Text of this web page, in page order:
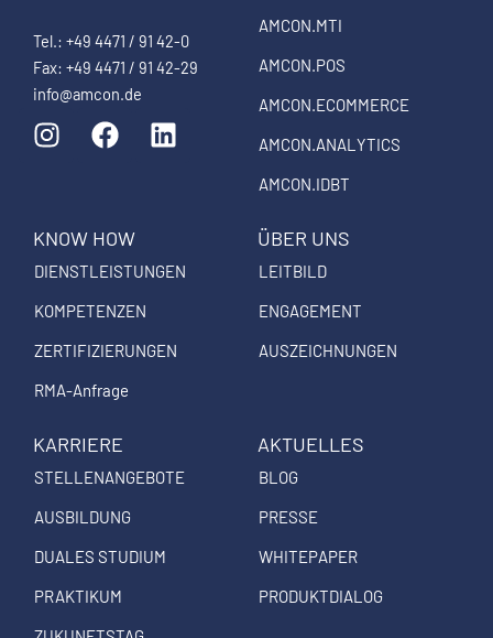
Tel.: +49 4471 / 91 42-0
Fax: +49 4471 / 91 42-29
info@amcon.de
I
n
a
g
r
a
m
F
a
b
o
o
k
L
i
d
i
AMCON.MTI
AMCON.POS
AMCON.ECOMMERCE
AMCON.ANALYTICS
AMCON.IDBT
KNOW HOW
DIENSTLEISTUNGEN
KOMPETENZEN
ZERTIFIZIERUNGEN
RMA-Anfrage
ÜBER UNS
LEITBILD
ENGAGEMENT
AUSZEICHNUNGEN
KARRIERE
STELLENANGEBOTE
AUSBILDUNG
DUALES STUDIUM
PRAKTIKUM
AKTUELLES
BLOG
PRESSE
WHITEPAPER
PRODUKTDIALOG